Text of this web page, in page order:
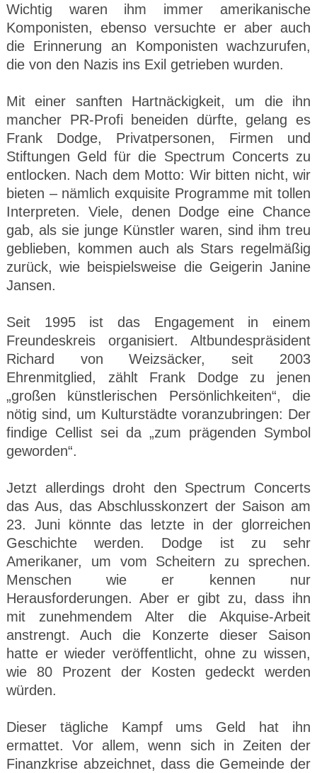
Wichtig waren ihm immer amerikanische
Komponisten, ebenso versuchte er aber auch
die Erinnerung an Komponisten wachzurufen,
die von den Nazis ins Exil getrieben wurden.
Mit einer sanften Hartnäckigkeit, um die ihn
mancher PR-Profi beneiden dürfte, gelang es
Frank Dodge, Privatpersonen, Firmen und
Stiftungen Geld für die Spectrum Concerts zu
entlocken. Nach dem Motto: Wir bitten nicht, wir
bieten – nämlich exquisite Programme mit tollen
Interpreten. Viele, denen Dodge eine Chance
gab, als sie junge Künstler waren, sind ihm treu
geblieben, kommen auch als Stars regelmäßig
zurück, wie beispielsweise die Geigerin Janine
Jansen.
Seit 1995 ist das Engagement in einem
Freundeskreis organisiert. Altbundespräsident
Richard von Weizsäcker, seit 2003
Ehrenmitglied, zählt Frank Dodge zu jenen
„großen künstlerischen Persönlichkeiten“, die
nötig sind, um Kulturstädte voranzubringen: Der
findige Cellist sei da „zum prägenden Symbol
geworden“.
Jetzt allerdings droht den Spectrum Concerts
das Aus, das Abschlusskonzert der Saison am
23. Juni könnte das letzte in der glorreichen
Geschichte werden. Dodge ist zu sehr
Amerikaner, um vom Scheitern zu sprechen.
Menschen wie er kennen nur
Herausforderungen. Aber er gibt zu, dass ihn
mit zunehmendem Alter die Akquise-Arbeit
anstrengt. Auch die Konzerte dieser Saison
hatte er wieder veröffentlicht, ohne zu wissen,
wie 80 Prozent der Kosten gedeckt werden
würden.
Dieser tägliche Kampf ums Geld hat ihn
ermattet. Vor allem, wenn sich in Zeiten der
Finanzkrise abzeichnet, dass die Gemeinde der